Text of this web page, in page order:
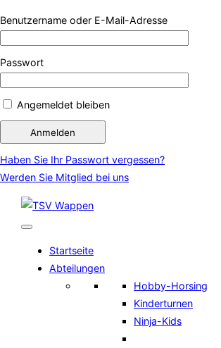
Benutzername oder E-Mail-Adresse
Passwort
Angemeldet bleiben
Haben Sie Ihr Passwort vergessen?
Werden Sie Mitglied bei uns
Inhalt
Startseite
Abteilungen
Hobby-Horsing
Kinderturnen
Ninja-Kids